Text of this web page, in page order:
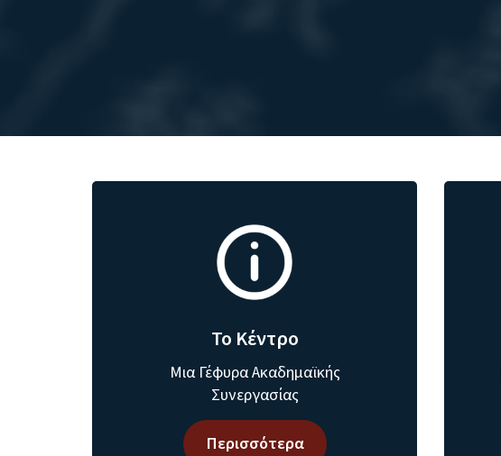
Το Κέντρο
Μια Γέφυρα Ακαδημαϊκής
Συνεργασίας
Περισσότερα